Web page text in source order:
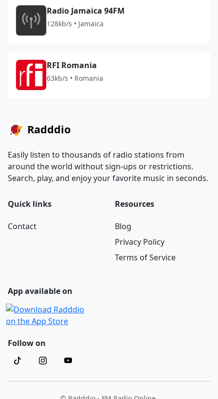
Radio Jamaica 94FM
128kb/s • Jamaica
RFI Romania
63kb/s • Romania
Radddio
Easily listen to thousands of radio stations from
around the world without sign-ups or restrictions.
Search, play, and enjoy your favorite music in seconds.
Quick links
Contact
Resources
Blog
Privacy Policy
Terms of Service
App available on
Follow on